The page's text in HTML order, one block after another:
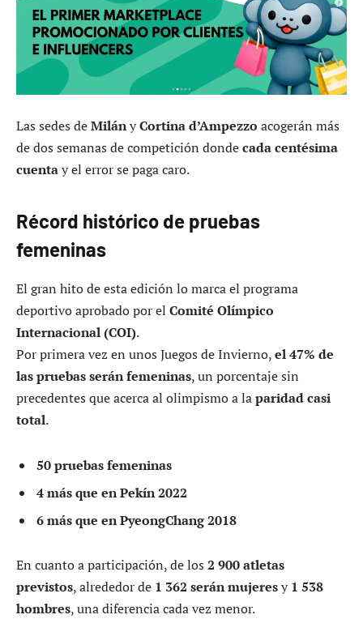
Las sedes deMilányCortina d’Ampezzo acogerán más
de dos semanas de competición dondecada centésima
cuentay el error se paga caro.
Récord histórico de pruebas
femeninas
El gran hito de esta edición lo marca el programa
deportivo aprobado por el Comité Olímpico
Internacional (COI).
Por primera vez en unos Juegos de Invierno,el 47% de
las pruebas serán femeninas, un porcentaje sin
precedentes que acerca al olimpismo a laparidad casi
total.
50 pruebas femeninas
4 más que en Pekín 2022
6 más que en PyeongChang 2018
En cuanto a participación, de los 2 900 atletas
previstos, alrededor de 1 362 serán mujeresy1 538
hombres, una diferencia cada vez menor.